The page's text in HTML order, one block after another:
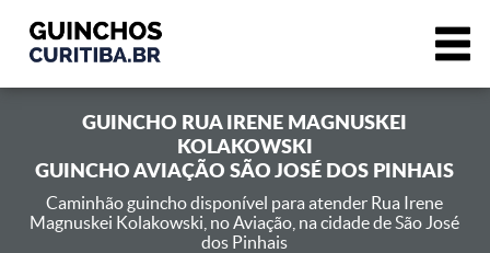
GUINCHO RUA IRENE MAGNUSKEI
KOLAKOWSKI
GUINCHO AVIAÇÃO SÃO JOSÉ DOS PINHAIS
Caminhão guincho disponível para atender Rua Irene
Magnuskei Kolakowski, no Aviação, na cidade de São José
dos Pinhais